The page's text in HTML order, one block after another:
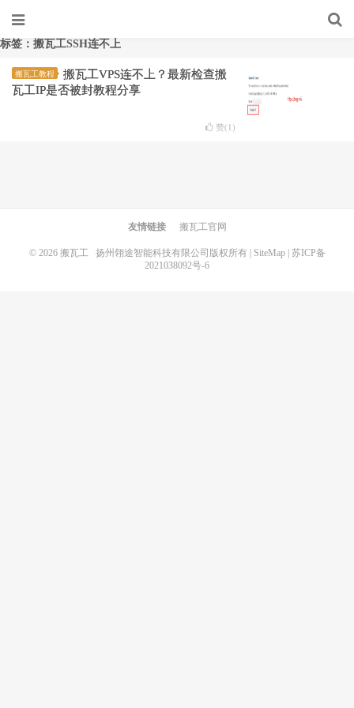
标签：搬瓦工SSH连不上
搬瓦工教程
搬瓦工VPS连不上？最新检查搬
瓦工IP是否被封教程分享
赞(1 )
友情链接 搬瓦工官网
© 2026 搬瓦工扬州翎途智能科技有限公司版权所有 | SiteMap| 苏ICP备
2021038092号-6